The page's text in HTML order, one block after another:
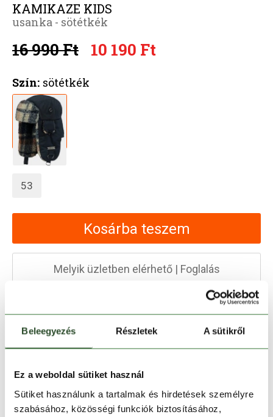
Beleegyezés Részletek A sütikről
Ez a weboldal sütiket használ
Sütiket használunk a tartalmak és hirdetések személyre
szabásához, közösségi funkciók biztosításához,
TERMÉKLEÍRÁS
KAMIKAZE KIDS
usanka - sötétkék
16 990 Ft 10 190 Ft
Szín: sötétkék
53
Kosárba teszem
Melyik üzletben elérhető| Foglalás
30 napos visszaküldés